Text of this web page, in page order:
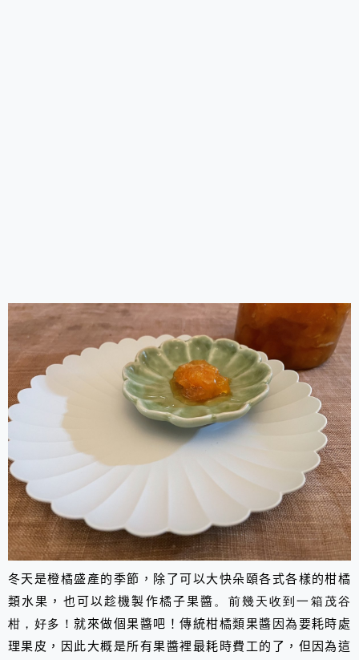
冬天是橙橘盛產的季節，除了可以大快朵頤各式各樣的柑橘
類水果，也可以趁機製作橘子果醬。前幾天收到一箱茂谷
柑，好多！就來做個果醬吧！傳統柑橘類果醬因為要耗時處
理果皮，因此大概是所有果醬裡最耗時費工的了，但因為這